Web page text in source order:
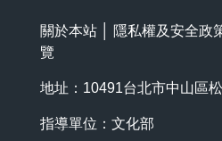
關於本站 隱私權及安全政
覽
地址：10491台北市中山區
指導單位：文化部